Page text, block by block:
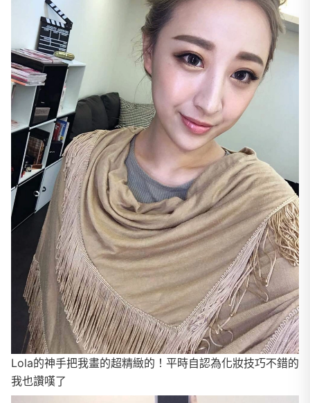
Lola的神手把我畫的超精緻的！平時自認為化妝技巧不錯的
我也讚嘆了